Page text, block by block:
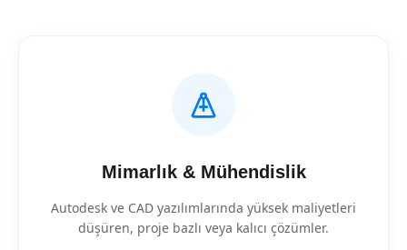
Mimarlık & Mühendislik
Autodesk ve CAD yazılımlarında yüksek maliyetleri
düşüren, proje bazlı veya kalıcı çözümler.